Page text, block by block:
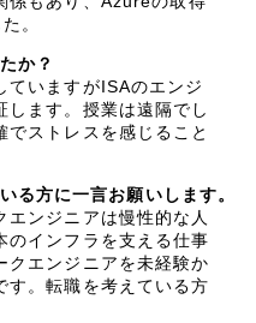
。
か？
ていますがISAのエンジ
します。授業は遠隔でし
ストレスを感じること
る方に一言お願いします。
エンジニアは慢性的な人
のインフラを支える仕事
クエンジニアを未経験か
す。転職を考えている方